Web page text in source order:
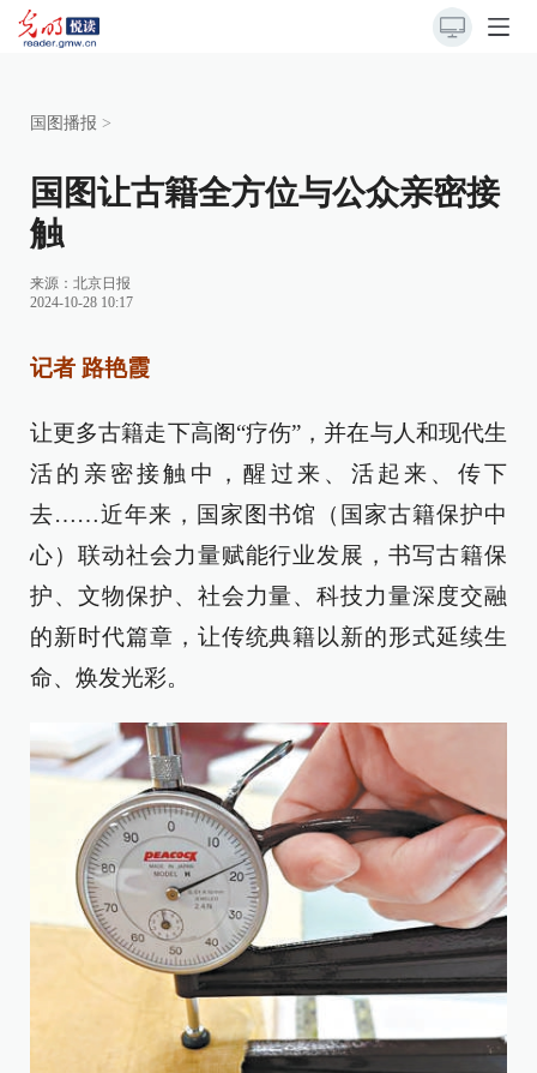
国图播报 >
国图让古籍全方位与公众亲密接
触
来源： 北京日报
2024-10-28 10:17
记者 路艳霞
让更多古籍走下高阁“疗伤”，并在与人和现代生
活的亲密接触中，醒过来、活起来、传下
去……近年来，国家图书馆（国家古籍保护中
心）联动社会力量赋能行业发展，书写古籍保
护、文物保护、社会力量、科技力量深度交融
的新时代篇章，让传统典籍以新的形式延续生
命、焕发光彩。